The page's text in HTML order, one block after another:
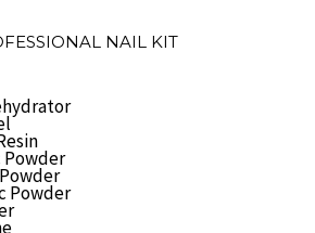
NAIL KIT
Powder
Powder